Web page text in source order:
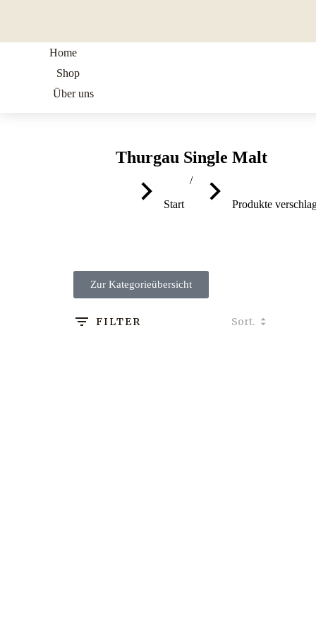
Home
Shop
Über uns
Thurgau Single Malt
Sie befinden sich hier:
Start
Produkte
Zur Kategorieübersicht
FILTER